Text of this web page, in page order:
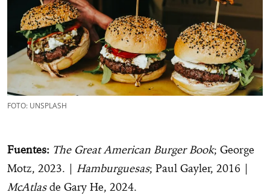
FOTO: UNSPLASH
Fuentes: The Great American Burger Book; George
Motz, 2023. | Hamburguesas; Paul Gayler, 2016 |
McAtlasde Gary He, 2024.